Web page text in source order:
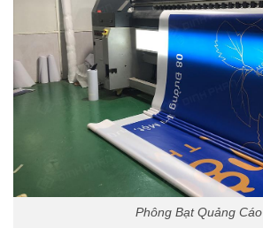
Phông Bạt Quảng Cáo